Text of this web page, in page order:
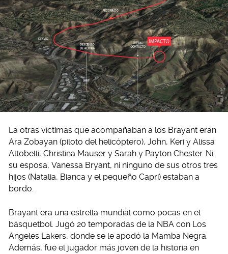
La otras víctimas que acompañaban a los Brayant eran
Ara Zobayan (piloto del helicóptero), John, Keri y Alissa
Altobelli, Christina Mauser y Sarah y Payton Chester. Ni
su esposa, Vanessa Bryant, ni ninguno de sus otros tres
hijos (Natalia, Bianca y el pequeño Capri) estaban a
bordo.
Brayant era una estrella mundial como pocas en el
básquetbol. Jugó 20 temporadas de la NBA con Los
Angeles Lakers, donde se le apodó la Mamba Negra.
Además, fue el jugador más joven de la historia en